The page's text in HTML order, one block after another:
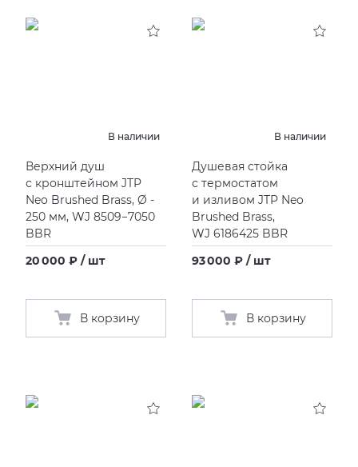
В наличии
Верхний душ
с кронштейном JTP
Neo Brushed Brass, Ø -
250 мм, WJ 8509−7050
BBR
20 000 ₽ / шт
В корзину
В наличии
Душевая стойка
с термостатом
и изливом JTP Neo
Brushed Brass,
WJ 6186425 BBR
93 000 ₽ / шт
В корзину